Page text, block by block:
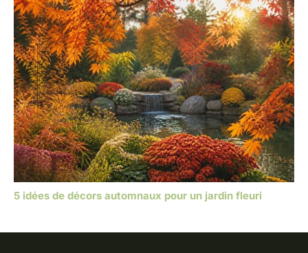
5 idées de décors automnaux pour un jardin fleuri